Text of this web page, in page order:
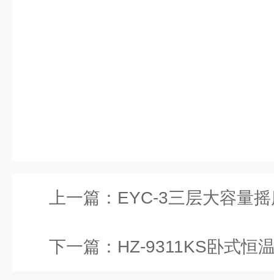
上一篇： EYC-3三层大容量
下一篇： HZ-9311KS卧式恒